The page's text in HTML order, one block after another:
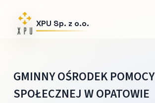
XPU Sp. z o.o.
GMINNY OŚRODEK POMOCY
SPOŁECZNEJ W OPATOWIE